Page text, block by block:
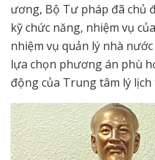
ương, Bộ Tư pháp đã chủ
kỹ chức năng, nhiệm vụ
nhiệm vụ quản lý nhà
lựa chọn phương án phù
động của Trung tâm lý